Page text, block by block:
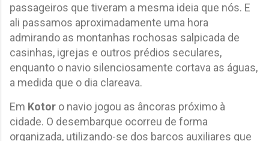
passageiros que tiveram a mesma ideia que nós. E
ali passamos aproximadamente uma hora
admirando as montanhas rochosas salpicada de
casinhas, igrejas e outros prédios seculares,
enquanto o navio silenciosamente cortava as águas,
a medida que o dia clareava.
Em Kotor o navio jogou as âncoras próximo à
cidade. O desembarque ocorreu de forma
organizada, utilizando-se dos barcos auxiliares que